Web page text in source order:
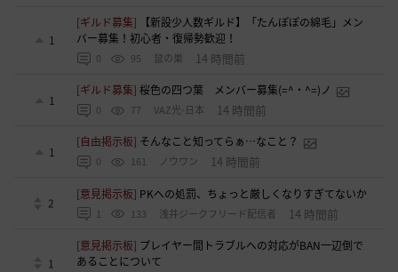
1
[ギルド募集]
【新設少人数ギルド】「たんぽぽの綿毛」メン
バー募集！初心者・復帰勢歓迎！
0 95 鼠の巣 14 時間前
1
[ギルド募集]桜色の四つ葉 メンバー募集(=^・^=)ノ
0 77 VAZ光-日本 14 時間前
1
[自由掲示板] そんなこと知ってらぁ…なこと？
0 161 ノウワン 14 時間前
2
[意見掲示板] PKへの処罰、ちょっと厳しくなりすぎてないか
1 133 浅井ジークフリード配信者 14 時間前
1
[意見掲示板] プレイヤー間トラブルへの対応がBAN一辺倒で
あることについて